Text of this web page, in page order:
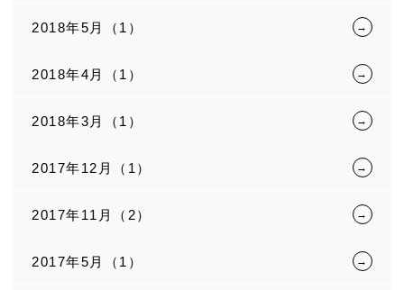
2018年5月（1）
2018年4月（1）
2018年3月（1）
2017年12月（1）
2017年11月（2）
2017年5月（1）